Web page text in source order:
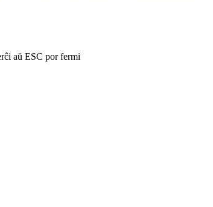
aŭ ESC por fermi